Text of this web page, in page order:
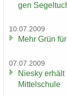
gen
10.07.2009
Mehr Grün
07.07.2009
Nies­ky er­hält
Mit­tel­schu­le